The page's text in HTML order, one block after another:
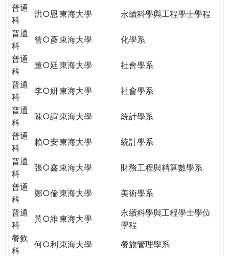
普通
科
洪○恩 東海大學
永續科學與工程學士學程
普通
科
曾○彥東海大學
化學系
普通
科
董○廷東海大學
社會學系
普通
科
李○妍東海大學
社會學系
普通
科
陳○諠東海大學
統計學系
普通
科
賴○安東海大學
統計學系
普通
科
張○鑫東海大學
財務工程與精算數學系
普通
科
鄭○倫東海大學
美術學系
普通
科
黃○維東海大學
永續科學與工程學士學位
學程
餐飲
科
何○利東海大學
餐旅管理學系